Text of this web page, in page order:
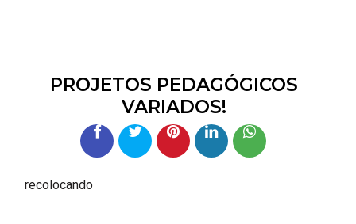
PROJETOS PEDAGÓGICOS
VARIADOS!
recolocando